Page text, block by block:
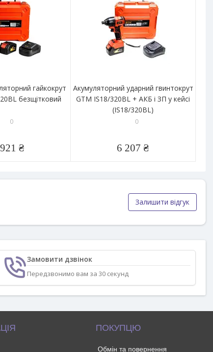
гайкокрут
безщітковий
0
₴
Акумуляторний ударний гвинтокрут
GTM IS18/320BL + АКБ і ЗП у кейсі
(IS18/320BL)
0
6 207 ₴
Залишити відгук
Замовити дзвінок
Передзвонимо вам за 30 секунд
ПОКУПЦЮ
Обмін та повернення